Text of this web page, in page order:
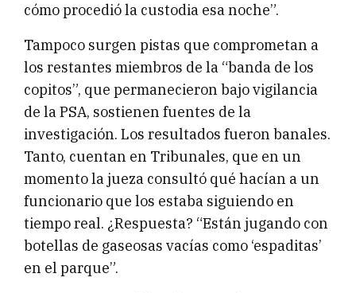
cómo procedió la custodia esa noche”.
Tampoco surgen pistas que comprometan a
los restantes miembros de la “banda de los
copitos”, que permanecieron bajo vigilancia
de la PSA, sostienen fuentes de la
investigación. Los resultados fueron banales.
Tanto, cuentan en Tribunales, que en un
momento la jueza consultó qué hacían a un
funcionario que los estaba siguiendo en
tiempo real. ¿Respuesta? “Están jugando con
botellas de gaseosas vacías como ‘espaditas’
en el parque”.